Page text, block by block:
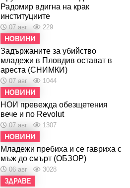
Радомир вдигна на крак
институциите
07 авг 229
НОВИНИ
Задържаните за убийство
младежи в Пловдив остават в
ареста (СНИМКИ)
07 авг 1044
НОВИНИ
НОИ превежда обезщетения
вече и по Revolut
07 авг 1307
НОВИНИ
Младежи пребиха и се гавриха с
мъж до смърт (ОБЗОР)
06 авг 3028
ЗДРАВЕ